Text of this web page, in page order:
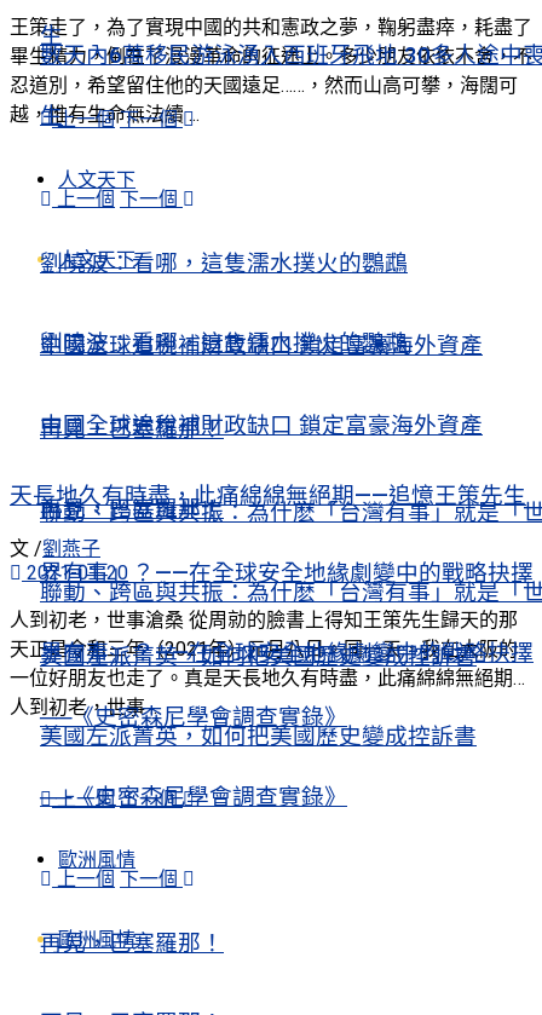
生
上一個 下一個
人文天下
劉曉波：看哪，這隻濡水撲火的鸚鵡
中國全球追稅補財政缺口 鎖定富豪海外資產
再見，巴塞羅那！
聯動、跨區與共振：為什麽「台灣有事」就是「
界有事」？——在全球安全地緣劇變中的戰略抉擇
美國左派菁英，如何把美國歷史變成控訴書
──《史密森尼學會調查實錄》
上一個 下一個
歐洲風情
再見，巴塞羅那！
數天內6萬移民游泳湧入西班牙飛地 30多人途中
生
上一個 下一個
人文天下
劉曉波：看哪，這隻濡水撲火的鸚鵡
中國全球追稅補財政缺口 鎖定富豪海外資產
再見，巴塞羅那！
聯動、跨區與共振：為什麽「台灣有事」就是「
界有事」？——在全球安全地緣劇變中的戰略抉擇
美國左派菁英，如何把美國歷史變成控訴書
──《史密森尼學會調查實錄》
上一個 下一個
歐洲風情
王策走了，為了實現中國的共和憲政之夢，鞠躬盡瘁，耗盡了
畢生精力，倒在了漫漫革命的征途上。多少朋友依依不舍，不
忍道別，希望留住他的天國遠足……，然而山高可攀，海闊可
越，惟有生命無法續 ...
天長地久有時盡，此痛綿綿無絕期——追憶王策先生
文 /劉燕子
2021-01-20
人到初老，世事滄桑 從周勍的臉書上得知王策先生歸天的那
天正是令和三年（2021年）元月八日。同一天，我在大阪的
一位好朋友也走了。真是天長地久有時盡，此痛綿綿無絕期…
人到初老，世事 ...